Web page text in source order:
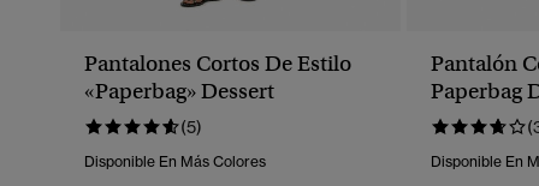
Pantalones Cortos De Estilo
«paperbag» Dessert
(5)
Disponible En Más Colores
Pantalón
Paperbag
Disponible En